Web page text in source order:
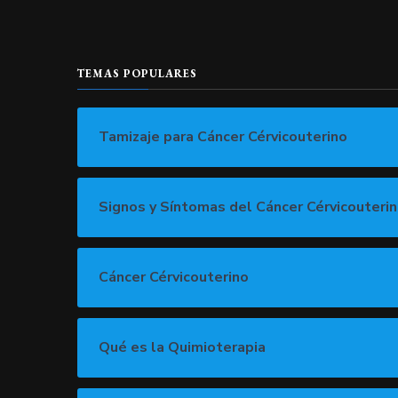
TEMAS POPULARES
Tamizaje para Cáncer Cérvicouterino
Signos y Síntomas del Cáncer
Cáncer Cérvicouterino
Qué es la Quimioterapia